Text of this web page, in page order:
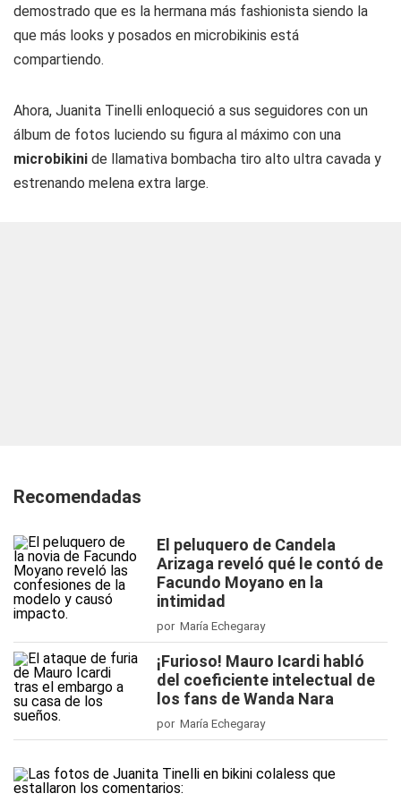
demostrado que es la hermana más fashionista siendo la
que más looks y posados en microbikinis está
compartiendo.
Ahora, Juanita Tinelli enloqueció a sus seguidores con un
álbum de fotos luciendo su figura al máximo con una
microbikini de llamativa bombacha tiro alto ultra cavada y
estrenando melena extra large.
Recomendadas
El peluquero de Candela
Arizaga reveló qué le contó de
Facundo Moyano en la
intimidad
por María Echegaray
¡Furioso! Mauro Icardi habló
del coeficiente intelectual de
los fans de Wanda Nara
por María Echegaray